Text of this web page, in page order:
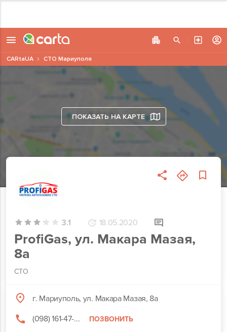
ПОКАЗАТЬ НА КАРТЕ
3.1 18.05.2020
ProfiGas, ул. Макара Мазая,
8а
СТО
г. Мариуполь, ул. Макара Мазая, 8а
(098) 161-47-...
ПОЗВОНИТЬ
CARtaUA СТО Мариуполя